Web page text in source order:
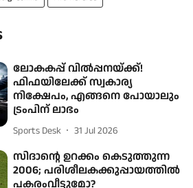
ലോകകപ്പ് വിൽപ്പനയ്ക്ക്!
ഫിഫയിലേക്ക് സ്വകാര്യ
നിക്ഷേപം, എങ്ങനെ പോയാലും
ട്രംപിന് ലാഭം
Sports Desk 31 Jul 2026
സിദാന്റെ ഉറക്കം കെടുത്തുന്ന
2006; പരിശീലകക്കുപ്പായത്തിൽ
പകരംവീട്ടുമോ?